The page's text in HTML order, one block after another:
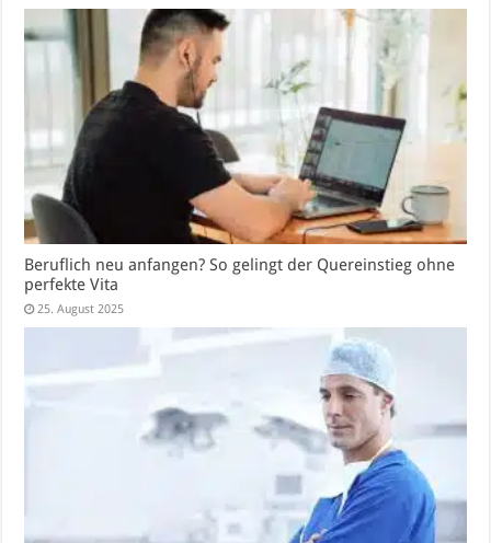
Beruflich neu anfangen? So gelingt der Quereinstieg ohne
perfekte Vita
25. August 2025